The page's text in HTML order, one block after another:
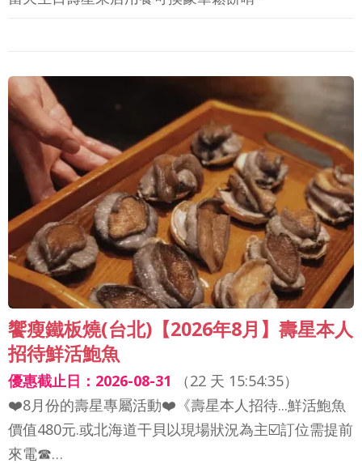
饗瘦鐵板燒(台北)【2026年8月】壽星本人
招待鮮活鮑魚
優惠截止日：2026-08-31 （22 天 15:54:33）
❤️8月份的壽星專屬活動❤️《壽星本人招待...鮮活鮑魚
價值480元.或北海道干貝以現場狀況為主☑️訂位需提前
來電☎…